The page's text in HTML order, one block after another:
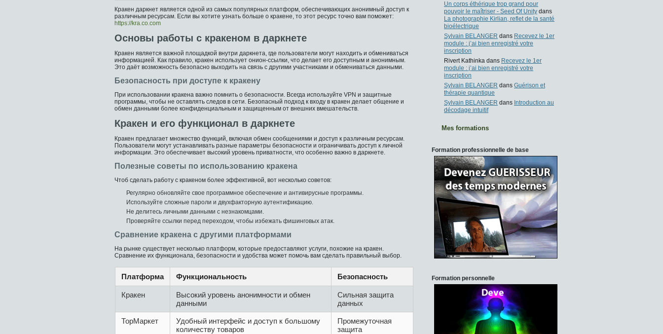
Кракен даркнет является одной из самых популярных платформ, обеспечивающих анонимный доступ к
различным ресурсам. Если вы хотите узнать больше о кракене, то этот ресурс точно вам поможет:
https://kra.co.com
Основы работы с кракеном в даркнете
Кракен является важной площадкой внутри даркнета, где пользователи могут находить и обмениваться
информацией. Как правило, кракен использует онион-ссылки, что делает его доступным и анонимным.
Это даёт возможность безопасно выходить на связь с другими участниками и обмениваться данными.
Безопасность при доступе к кракену
При использовании кракена важно помнить о безопасности. Всегда используйте VPN и защитные
программы, чтобы не оставлять следов в сети. Безопасный подход к входу в кракен делает общение и
обмен данными более конфиденциальным и защищенным от внешних вмешательств.
Кракен и его функционал в даркнете
Кракен предлагает множество функций, включая обмен сообщениями и доступ к различным ресурсам.
Пользователи могут устанавливать разные параметры безопасности и ограничивать доступ к личной
информации. Это обеспечивает высокий уровень приватности, что особенно важно в даркнете.
Полезные советы по использованию кракена
Чтоб сделать работу с кракеном более эффективной, вот несколько советов:
Регулярно обновляйте свое программное обеспечение и антивирусные программы.
Используйте сложные пароли и двухфакторную аутентификацию.
Не делитесь личными данными с незнакомцами.
Проверяйте ссылки перед переходом, чтобы избежать фишинговых атак.
Сравнение кракена с другими платформами
На рынке существует несколько платформ, которые предоставляют услуги, похожие на кракен.
Сравнение их функционала, безопасности и удобства может помочь вам сделать правильный выбор.
Платформа Функциональность Безопасность
Кракен
Высокий уровень анонимности и обмен
данными
Сильная защита
данных
ТорМаркет
Удобный интерфейс и доступ к большому
количеству товаров
Промежуточная
защита
Un corps éthérique trop grand pour
pouvoir le maîtriser - Seed Of Unity dans
La photographie Kirlian, reflet de la santé
bioélectrique
Sylvain BELANGER dans Recevez le 1er
module : j’ai bien enregistré votre
inscription
Rivert Kathinka dans Recevez le 1er
module : j’ai bien enregistré votre
inscription
Sylvain BELANGER dans Guérison et
thérapie quantique
Sylvain BELANGER dans Introduction au
décodage intuitif
Mes formations
Formation professionnelle de base
Formation personnelle